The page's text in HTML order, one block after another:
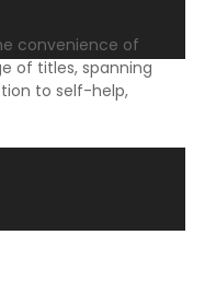
convenience of
of titles, spanning
to self-help,